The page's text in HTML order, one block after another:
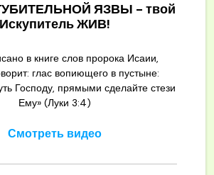
ЯЗВЫ - твой
Искупитель ЖИВ!
в книге слов пророка Исаии,
глас вопиющего в пустыне:
Господу, прямыми сделайте стези
Ему» (Луки 3:4)
Смотреть видео